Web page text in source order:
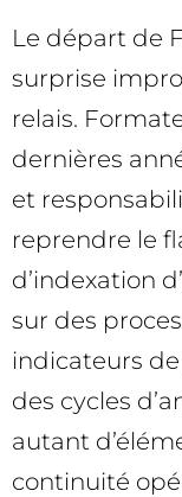
Le départ de
surprise
relais.
dernières
et
reprendre le
d’indexation
sur des
indicateurs
des cycles
autant
continuité